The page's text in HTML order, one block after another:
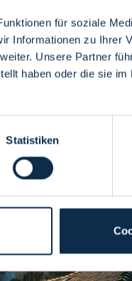
für soziale
Informationen zu Ihrer
Unsere Partner
haben oder die sie
Statistiken